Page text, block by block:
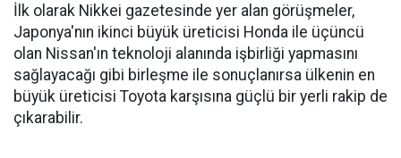
İlk olarak Nikkei gazetesinde yer alan görüşmeler,
Japonya'nın ikinci büyük üreticisi Honda ile üçüncü
olan Nissan'ın teknoloji alanında işbirliği yapmasını
sağlayacağı gibi birleşme ile sonuçlanırsa ülkenin en
büyük üreticisi Toyota karşısına güçlü bir yerli rakip de
çıkarabilir.